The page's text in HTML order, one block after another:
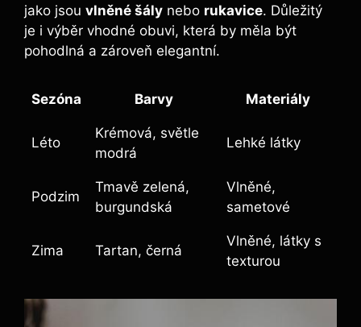
jako jsou vlněné šály nebo rukavice. Důležitý
je i výběr vhodné obuvi, která by měla být
pohodlná a zároveň elegantní.
Sezóna Barvy Materiály
Léto
Krémová, světle
modrá
Lehké látky
Podzim
Tmavě zelená,
burgundská
Vlněné,
sametové
Zima Tartan, černá
Vlněné, látky s
texturou